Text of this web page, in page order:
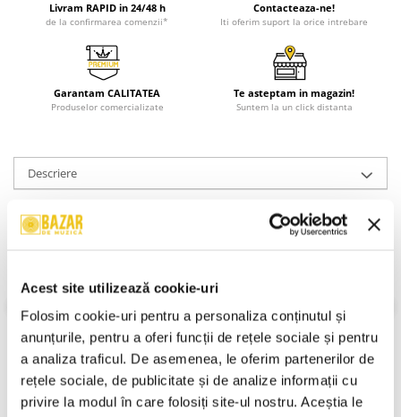
Acest site utilizează cookie-uri
Folosim cookie-uri pentru a personaliza conținutul și
anunțurile, pentru a oferi funcții de rețele sociale și pentru
a analiza traficul. De asemenea, le oferim partenerilor de
rețele sociale, de publicitate și de analize informații cu
privire la modul în care folosiți site-ul nostru. Aceștia le
Livram RAPID in 24/48 h
de la confirmarea comenzii*
Contacteaza-ne!
Iti oferim suport la orice intrebare
Garantam CALITATEA
Produselor comercializate
Te asteptam in magazin!
Suntem la un click distanta
Descriere
Stare Coperta:
Stare Disc:
An Lansare:An Lansare:
Informatii conformitate produs
Review-uri (0)